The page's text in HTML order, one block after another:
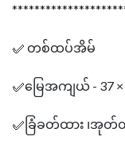
✅ တစ်ထပ်အိမ်
✅မြေအကျယ် - 37 ×
✅ခြံခတ်ထား ၊အု